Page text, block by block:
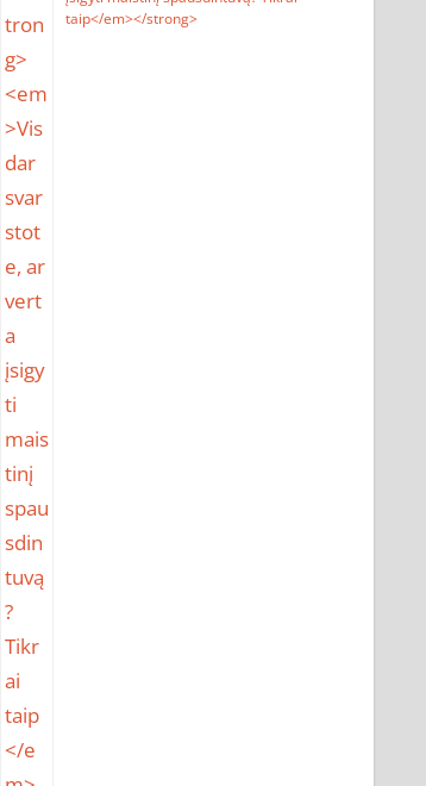
taip</em></strong>